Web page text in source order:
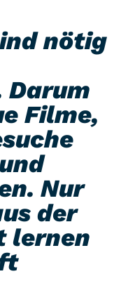
nötig
Darum
Filme,
Nur
der
lernen